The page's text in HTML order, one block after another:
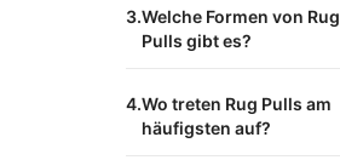
Welche Formen von Rug
Pulls gibt es?
Wo treten Rug Pulls am
häufigsten auf?